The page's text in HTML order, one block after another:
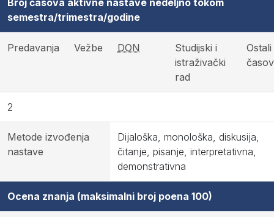
Broj časova aktivne nastave nedeljno tokom
semestra/trimestra/godine
Predavanja Vežbe DON
Studijski i
istraživački
rad
Ostali
2
Metode izvođenja
nastave
Dijaloška, monološka, diskusija,
čitanje, pisanje, interpretativna,
demonstrativna
Ocena znanja (maksimalni broj poena 100)